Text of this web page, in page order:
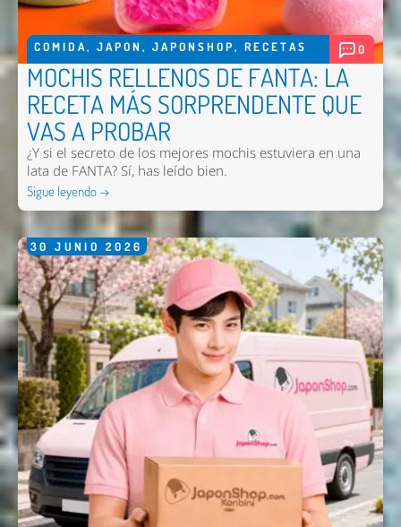
COMIDA, JAPON , JAPONSHOP, RECETAS 0
MOCHIS RELLENOS DE FANTA: LA
RECETA MÁS SORPRENDENTE QUE
VAS A PROBAR
¿Y si el secreto de los mejores mochis estuviera en una
lata de FANTA? Sí, has leído bien.
Sigue leyendo →
30 JUNIO 2026